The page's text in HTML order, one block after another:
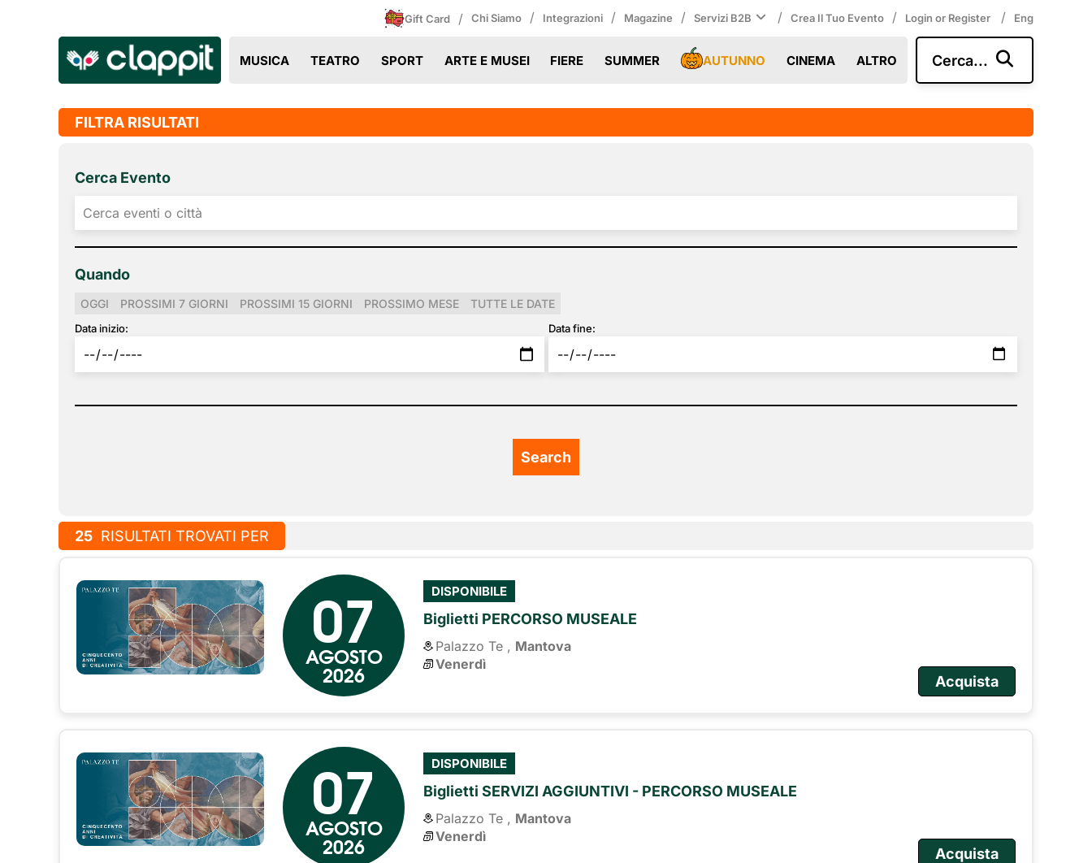
Gift Card / Chi Siamo / Integrazioni / Magazine / Servizi B2B / Crea Il Tuo Evento / Login or Register / Eng
MUSICA TEATRO SPORT ARTE E MUSEI FIERE SUMMER AUTUNNO CINEMA ALTRO Cerca...
FILTRA RISULTATI
Cerca Evento
Quando
OGGI PROSSIMI 7 GIORNI PROSSIMI 15 GIORNI PROSSIMO MESE TUTTE LE DATE
Data inizio: Data fine:
25 RISULTATI TROVATI PER
07
AGOSTO
2026
DISPONIBILE
Biglietti PERCORSO MUSEALE
Palazzo Te , Mantova
Venerdì
Acquista
07
AGOSTO
2026
DISPONIBILE
Biglietti SERVIZI AGGIUNTIVI - PERCORSO MUSEALE
Palazzo Te , Mantova
Venerdì
Acquista